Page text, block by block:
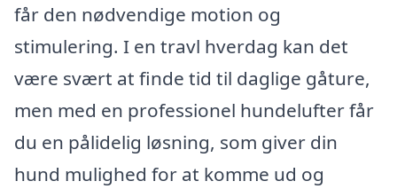
får den nødvendige motion og
stimulering. I en travl hverdag kan det
være svært at finde tid til daglige gåture,
men med en professionel hundelufter får
du en pålidelig løsning, som giver din
hund mulighed for at komme ud og